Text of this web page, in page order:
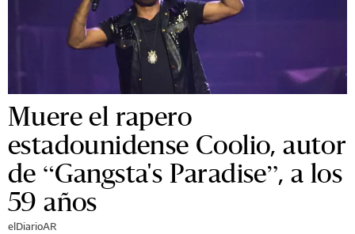
Muere el rapero
estadounidense Coolio, autor
de “Gangsta's Paradise”, a los
59 años
elDiarioAR